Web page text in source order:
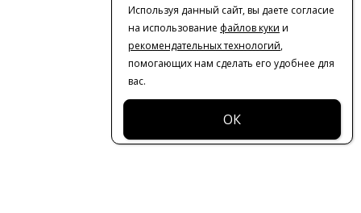
Используя данный сайт, вы даете согласие
на использование файлов куки и
рекомендательных технологий,
помогающих нам сделать его удобнее для
вас.